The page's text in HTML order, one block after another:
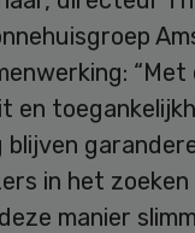
“Met
en
in het
manier